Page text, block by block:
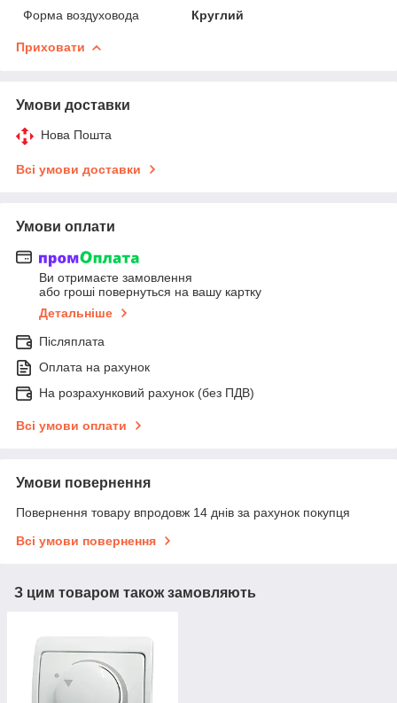
Форма воздуховода Круглий
Приховати
Умови доставки
Нова Пошта
Всі умови доставки
Умови оплати
Ви отримаєте замовлення
або гроші повернуться на вашу картку
Детальніше
Післяплата
Оплата на рахунок
На розрахунковий рахунок (без ПДВ)
Всі умови оплати
Умови повернення
Повернення товару впродовж 14 днів за рахунок покупця
Всі умови повернення
З цим товаром також замовляють